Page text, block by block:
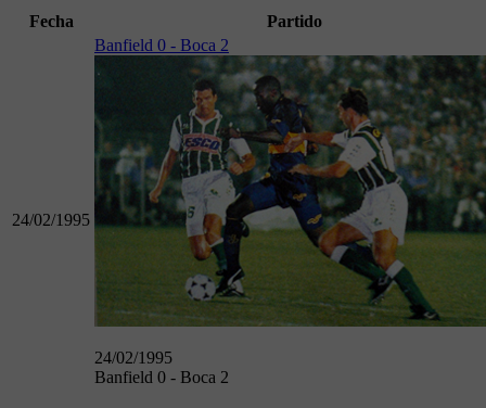
Fecha Partido
24/02/1995
Banfield 0 - Boca 2
24/02/1995
Banfield 0 - Boca 2